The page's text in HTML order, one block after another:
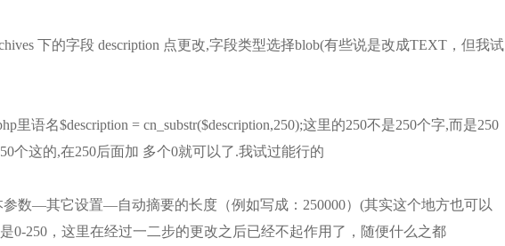
下的字段 description 点更改,字段类型选择blob(有些说是改成TEXT，但我试
里语名$description = cn_substr($description,250);这里的250不是250个字,而是250
个这的,在250后面加 多个0就可以了.我试过能行的
数—其它设置—自动摘要的长度（例如写成：250000）(其实这个地方也可以
0-250，这里在经过一二步的更改之后已经不起作用了，随便什么之都